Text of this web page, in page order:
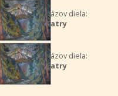
Názov diela:
Tatry
Názov diela:
Tatry